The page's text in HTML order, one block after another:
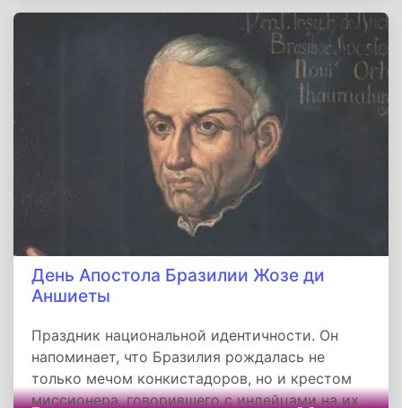
и зримое напоминание: истинная вера
преображает человека и землю, на которой он
День Апостола Бразилии Жозе ди
Аншиеты
Праздник национальной идентичности. Он
напоминает, что Бразилия рождалась не
только мечом конкистадоров, но и крестом
миссионера, говорившего с индейцами на их